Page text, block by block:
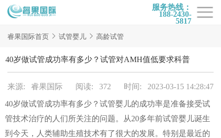
服务热线：
188-2430-
5817
首页
试管项目
试管百科
试管医院
睿果国际
睿果国际首页 试管婴儿 高龄试管
40岁做试管成功率有多少？试管对AMH值低要求科普
来源: 睿果国际 阅读: 372 时间: 2023-03-15 14:28:47
40岁做试管成功率有多少？试管婴儿的成功率是准备接受试
管技术治疗的人们所关注的问题。从20多年前试管婴儿诞生
到今天，人类辅助生殖技术有了很大的发展。特别是最近的